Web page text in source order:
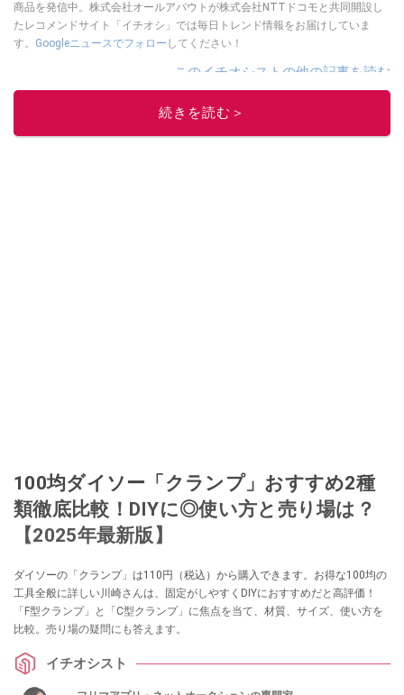
商品を発信中。株式会社オールアバウトが株式会社NTTドコモと共同開設し
たレコメンドサイト「イチオシ」では毎日トレンド情報をお届けしていま
す。 Googleニュースでフォロー してください！
このイチオシストの他の記事を読む
続きを読む＞
100均ダイソー「クランプ」おすすめ2種
類徹底比較！DIYに◎使い方と売り場は？
【2025年最新版】
ダイソーの「クランプ」は110円（税込）から購入できます。お得な100均の
工具全般に詳しい川崎さんは、固定がしやすくDIYにおすすめだと高評価！
「F型クランプ」と「C型クランプ」に焦点を当て、材質、サイズ、使い方を
比較。売り場の疑問にも答えます。
イチオシスト